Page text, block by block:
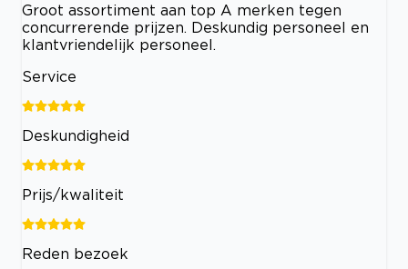
Groot assortiment aan top A merken tegen
concurrerende prijzen. Deskundig personeel en
klantvriendelijk personeel.
Service
Deskundigheid
Prijs/kwaliteit
Reden bezoek